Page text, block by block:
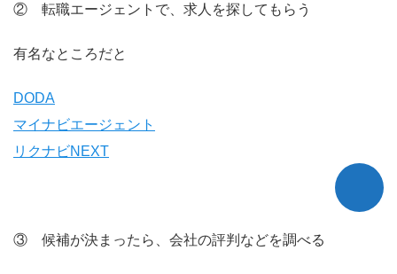
② 転職エージェントで、求人を探してもらう
有名なところだと
DODA
マイナビエージェント
リクナビNEXT
③ 候補が決まったら、会社の評判などを調べる